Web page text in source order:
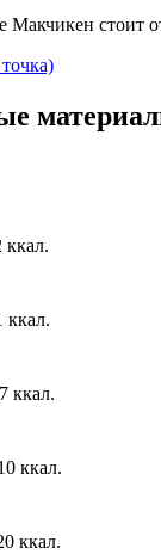
Макчикен стоит
ккал.
ккал.
ккал.
ккал.
ккал.